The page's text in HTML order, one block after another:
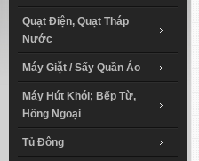
Quạt Điện, Quạt Tháp
Nước
Máy Giặt / Sấy Quần Áo
Máy Hút Khói; Bếp Từ,
Hồng Ngoại
Tủ Đông